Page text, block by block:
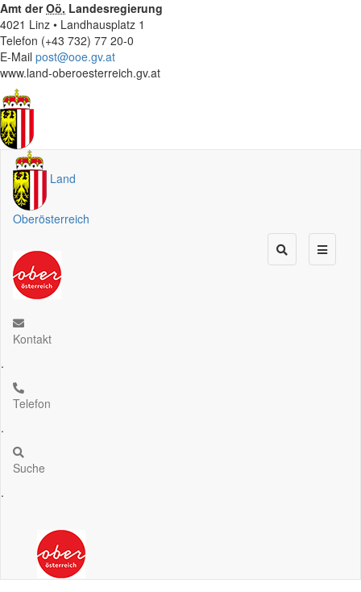
Amt derOö. Landesregierung
4021 Linz • Landhausplatz 1
Telefon (+43 732) 77 20-0
E-Mail post@ooe.gv.at
www.land-oberoesterreich.gv.at
Land
Oberösterreich
Kontakt
.
Telefon
.
Suche
.